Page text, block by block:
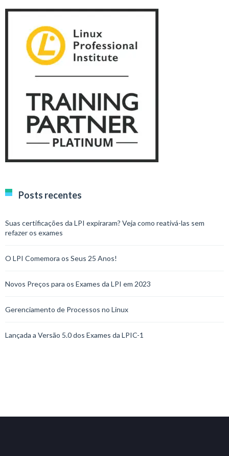
Posts recentes
Suas certificações da LPI expiraram? Veja como reativá-las sem
refazer os exames
O LPI Comemora os Seus 25 Anos!
Novos Preços para os Exames da LPI em 2023
Gerenciamento de Processos no Linux
Lançada a Versão 5.0 dos Exames da LPIC-1